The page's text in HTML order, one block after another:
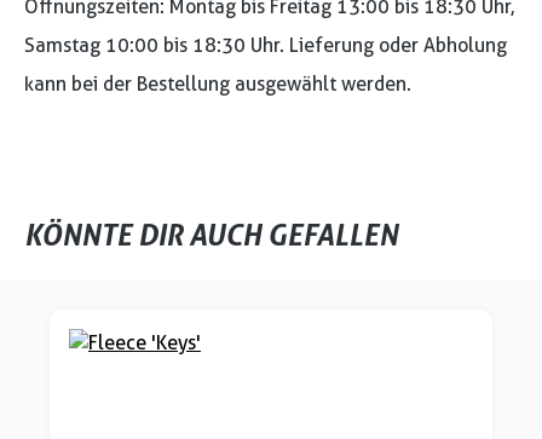
Öffnungszeiten: Montag bis Freitag 13:00 bis 18:30 Uhr,
Samstag 10:00 bis 18:30 Uhr. Lieferung oder Abholung
kann bei der Bestellung ausgewählt werden.
KÖNNTE DIR AUCH GEFALLEN